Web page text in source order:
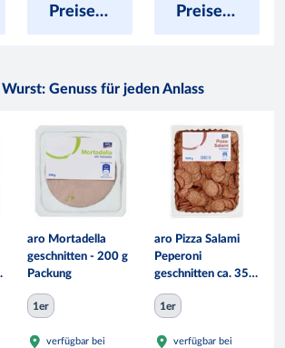
Preise anzeigen Preise anzeigen
Genuss für jeden Anlass
aro Mortadella
geschnitten - 200 g
Packung
1er
verfügbar bei
aro Pizza Salami
Peperoni
geschnitten ca. 35
mmm - 1 kg
Packung
1er
verfügbar bei